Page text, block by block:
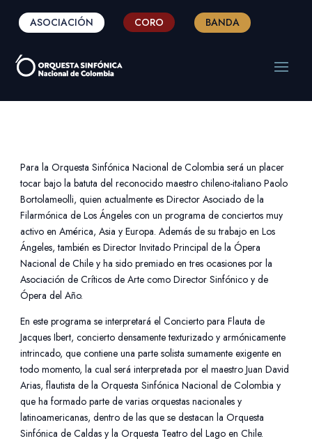
ASOCIACIÓN CORO BANDA
Para la Orquesta Sinfónica Nacional de Colombia será un placer
tocar bajo la batuta del reconocido maestro chileno-italiano Paolo
Bortolameolli, quien actualmente es Director Asociado de la
Filarmónica de Los Ángeles con un programa de conciertos muy
activo en América, Asia y Europa. Además de su trabajo en Los
Ángeles, también es Director Invitado Principal de la Ópera
Nacional de Chile y ha sido premiado en tres ocasiones por la
Asociación de Críticos de Arte como Director Sinfónico y de
Ópera del Año.
En este programa se interpretará el Concierto para Flauta de
Jacques Ibert, concierto densamente texturizado y armónicamente
intrincado, que contiene una parte solista sumamente exigente en
todo momento, la cual será interpretada por el maestro Juan David
Arias, flautista de la Orquesta Sinfónica Nacional de Colombia y
que ha formado parte de varias orquestas nacionales y
latinoamericanas, dentro de las que se destacan la Orquesta
Sinfónica de Caldas y la Orquesta Teatro del Lago en Chile.